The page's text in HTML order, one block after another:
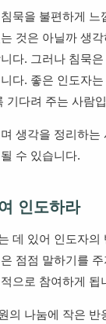
묵을 불편하게
것은 아닐까 생
다. 그러나 침묵
다. 좋은 인도자
기다려 주는 사람
생각을 정리하
수 있습니다.
인도하라
데 있어 인도자
점점 말하기를
으로 참여하게 됩
의 나눔에 작은